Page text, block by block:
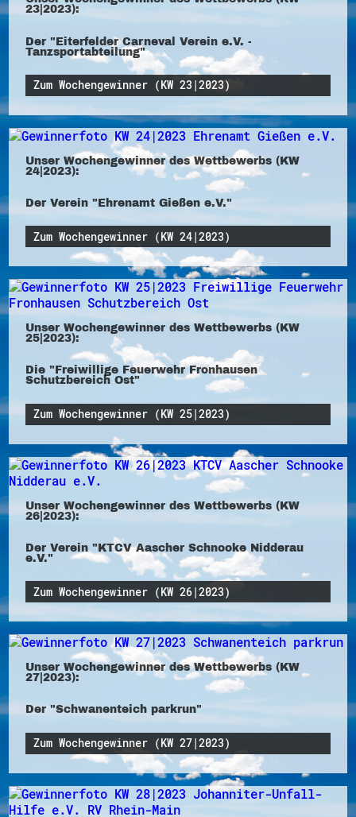
23|2023):
Der "Eiterfelder Carneval Verein e.V. -
Tanzsportabteilung"
Zum Wochengewinner (KW 23|2023)
Unser Wochengewinner des Wettbewerbs (KW
24|2023):
Der Verein "Ehrenamt Gießen e.V."
Zum Wochengewinner (KW 24|2023)
Unser Wochengewinner des Wettbewerbs (KW
25|2023):
Die "Freiwillige Feuerwehr Fronhausen
Schutzbereich Ost"
Zum Wochengewinner (KW 25|2023)
Unser Wochengewinner des Wettbewerbs (KW
26|2023):
Der Verein "KTCV Aascher Schnooke Nidderau
e.V."
Zum Wochengewinner (KW 26|2023)
Unser Wochengewinner des Wettbewerbs (KW
27|2023):
Der "Schwanenteich parkrun"
Zum Wochengewinner (KW 27|2023)